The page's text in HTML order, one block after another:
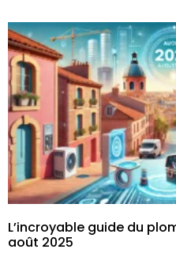
L’incroyable guide du
août 2025